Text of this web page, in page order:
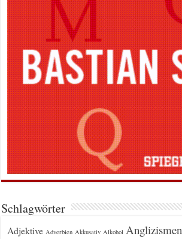
Schlagwörter
Adjektive Adverbien Akkusativ Alkohol Anglizismen